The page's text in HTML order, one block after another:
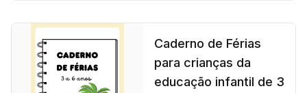
Caderno de Férias
para crianças da
educação infantil de 3